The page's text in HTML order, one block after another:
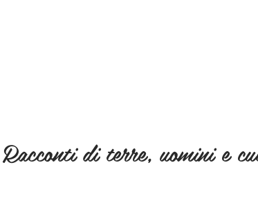
Racconti di terre, uomini e